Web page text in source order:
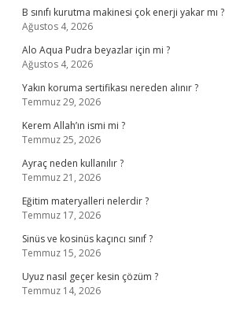
B sınıfı kurutma makinesi çok enerji yakar mı ?
Ağustos 4, 2026
Alo Aqua Pudra beyazlar için mi ?
Ağustos 4, 2026
Yakın koruma sertifikası nereden alınır ?
Temmuz 29, 2026
Kerem Allah’ın ismi mi ?
Temmuz 25, 2026
Ayraç neden kullanılır ?
Temmuz 21, 2026
Eğitim materyalleri nelerdir ?
Temmuz 17, 2026
Sinüs ve kosinüs kaçıncı sınıf ?
Temmuz 15, 2026
Uyuz nasıl geçer kesin çözüm ?
Temmuz 14, 2026